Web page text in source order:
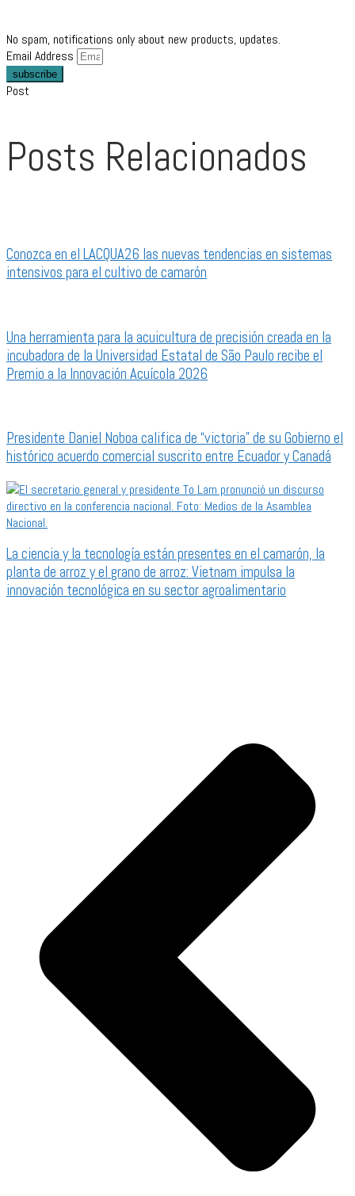
No spam, notifications only about new products, updates.
Email Address
subscribe
Post
Posts Relacionados
Conozca en el LACQUA26 las nuevas tendencias en sistemas
intensivos para el cultivo de camarón
Una herramienta para la acuicultura de precisión creada en la
incubadora de la Universidad Estatal de São Paulo recibe el
Premio a la Innovación Acuícola 2026
Presidente Daniel Noboa califica de “victoria” de su Gobierno el
histórico acuerdo comercial suscrito entre Ecuador y Canadá
La ciencia y la tecnología están presentes en el camarón, la
planta de arroz y el grano de arroz: Vietnam impulsa la
innovación tecnológica en su sector agroalimentario